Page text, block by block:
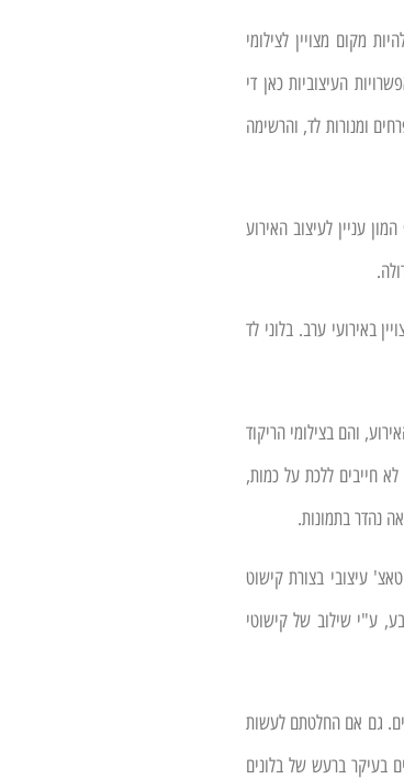
מקום מצויין לצילומי
העיצוביות כאן די
ומנורות לד, והרשימה
עניין לעיצוב האירוע
באירועי ערב. בלוני לד
והם בצילומי הריקוד
חייבים ללכת על כמות,
נהדר בתמונות.
עיצובי בצורת קישוט
ע"י שילוב של קישוטי
גם אם החלטתם לעשות
בעיקר ברעש של בלונים